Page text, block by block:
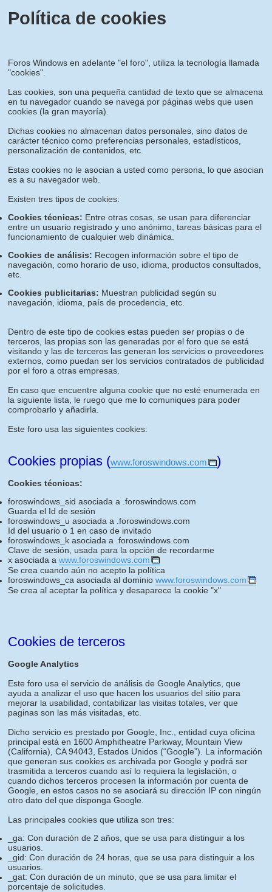
Política de cookies
Foros Windows en adelante "el foro", utiliza la tecnología llamada
"cookies".
Las cookies, son una pequeña cantidad de texto que se almacena
en tu navegador cuando se navega por páginas webs que usen
cookies (la gran mayoría).
Dichas cookies no almacenan datos personales, sino datos de
carácter técnico como preferencias personales, estadísticos,
personalización de contenidos, etc.
Estas cookies no le asocian a usted como persona, lo que asocian
es a su navegador web.
Existen tres tipos de cookies:
Cookies técnicas: Entre otras cosas, se usan para diferenciar
entre un usuario registrado y uno anónimo, tareas básicas para el
funcionamiento de cualquier web dinámica.
Cookies de análisis: Recogen información sobre el tipo de
navegación, como horario de uso, idioma, productos consultados,
etc.
Cookies publicitarias: Muestran publicidad según su
navegación, idioma, país de procedencia, etc.
Dentro de este tipo de cookies estas pueden ser propias o de
terceros, las propias son las generadas por el foro que se está
visitando y las de terceros las generan los servicios o proveedores
externos, como puedan ser los servicios contratados de publicidad
por el foro a otras empresas.
En caso que encuentre alguna cookie que no esté enumerada en
la siguiente lista, le ruego que me lo comuniques para poder
comprobarlo y añadirla.
Este foro usa las siguientes cookies:
Cookies propias (www.foroswindows.com )
Cookies técnicas:
foroswindows_sid asociada a .foroswindows.com
Guarda el Id de sesión
foroswindows_u asociada a .foroswindows.com
Id del usuario o 1 en caso de invitado
foroswindows_k asociada a .foroswindows.com
Clave de sesión, usada para la opción de recordarme
x asociada a www.foroswindows.com
Se crea cuando aún no acepto la política
foroswindows_ca asociada al dominio www.foroswindows.com
Se crea al aceptar la política y desaparece la cookie "x"
Cookies de terceros
Google Analytics
Este foro usa el servicio de análisis de Google Analytics, que
ayuda a analizar el uso que hacen los usuarios del sitio para
mejorar la usabilidad, contabilizar las visitas totales, ver que
paginas son las más visitadas, etc.
Dicho servicio es prestado por Google, Inc., entidad cuya oficina
principal está en 1600 Amphitheatre Parkway, Mountain View
(California), CA 94043, Estados Unidos (“Google”). La información
que generan sus cookies es archivada por Google y podrá ser
trasmitida a terceros cuando así lo requiera la legislación, o
cuando dichos terceros procesen la información por cuenta de
Google, en estos casos no se asociará su dirección IP con ningún
otro dato del que disponga Google.
Las principales cookies que utiliza son tres:
_ga: Con duración de 2 años, que se usa para distinguir a los
usuarios.
_gid: Con duración de 24 horas, que se usa para distinguir a los
usuarios.
_gat: Con duración de un minuto, que se usa para limitar el
porcentaje de solicitudes.